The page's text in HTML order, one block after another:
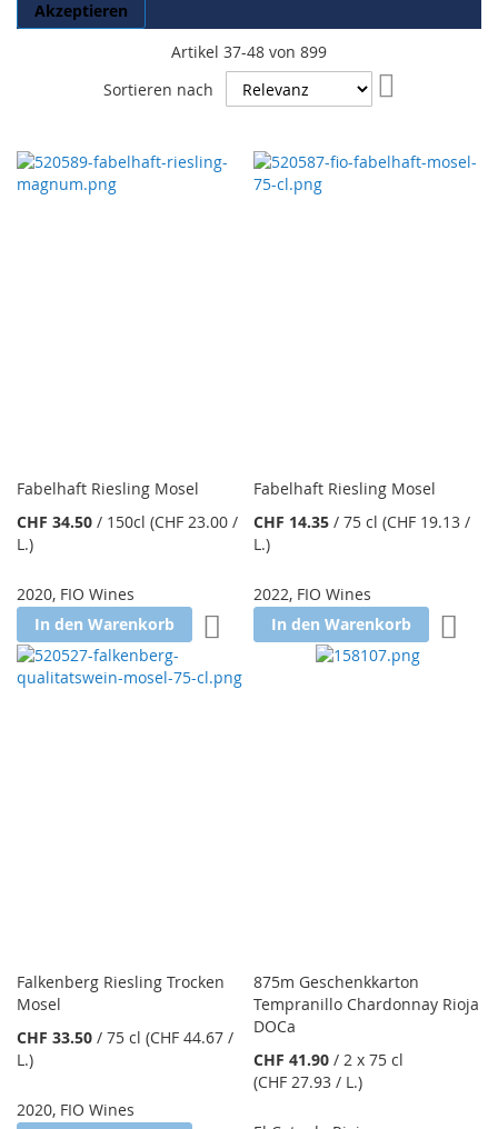
Akzeptieren
Artikel 37-48 von 899
Sortieren nach
Fabelhaft Riesling Mosel
CHF 34.50 / 150cl (CHF 23.00 /
L.)
2020, FIO Wines
In den Warenkorb
Zur Wunschliste hinzufügen
Fabelhaft Riesling Mosel
CHF 14.35 /75 cl (CHF 19.13 /
L.)
2022, FIO Wines
In den Warenkorb
Falkenberg Riesling Trocken
Mosel
CHF 33.50 / 75 cl (CHF 44.67 /
L.)
2020, FIO Wines
875m Geschenkkarton
Tempranillo Chardonnay Rioja
DOCa
CHF 41.90 / 2 x 75 cl
(CHF 27.93 / L.)